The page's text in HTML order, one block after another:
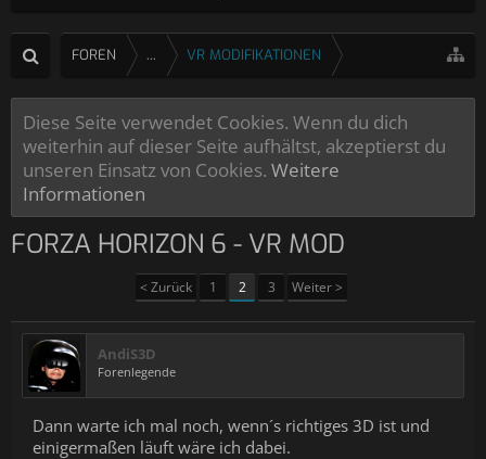
FOREN ... VR MODIFIKATIONEN
Diese Seite verwendet Cookies. Wenn du dich
weiterhin auf dieser Seite aufhältst, akzeptierst du
unseren Einsatz von Cookies. Weitere
Informationen
FORZA HORIZON 6 - VR MOD
< Zurück 1 2 3 Weiter >
AndiS3D
Forenlegende
Dann warte ich mal noch, wenn´s richtiges 3D ist und
einigermaßen läuft wäre ich dabei.